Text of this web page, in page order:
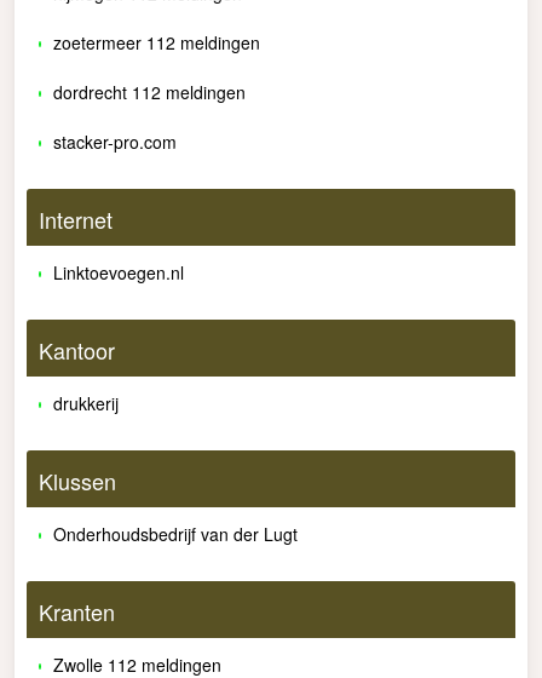
zoetermeer 112 meldingen
dordrecht 112 meldingen
stacker-pro.com
Internet
Linktoevoegen.nl
Kantoor
drukkerij
Klussen
Onderhoudsbedrijf van der Lugt
Kranten
Zwolle 112 meldingen